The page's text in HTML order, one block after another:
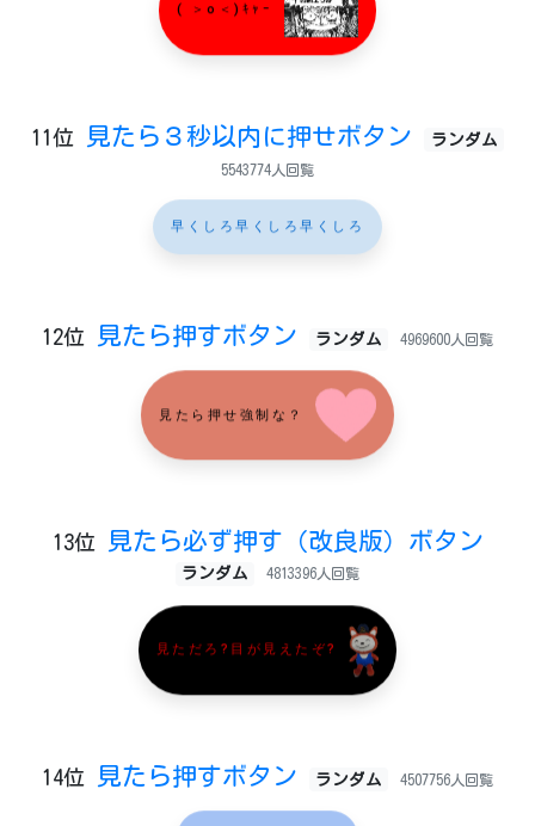
( ＞o＜)ｷｬｰ
11位 見たら３秒以内に押せボタン ランダム
5543774人回覧
早くしろ早くしろ早くしろ
12位 見たら押すボタン ランダム 4969600人回覧
見たら押せ強制な？
13位 見たら必ず押す（改良版）ボタン
ランダム 4813396人回覧
見ただろ?目が見えたぞ?
14位 見たら押すボタン ランダム 4507756人回覧